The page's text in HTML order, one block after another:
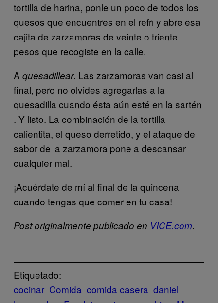
tortilla de harina, ponle un poco de todos los
quesos que encuentres en el refri y abre esa
cajita de zarzamoras de veinte o triente
pesos que recogiste en la calle.
A quesadillear. Las zarzamoras van casi al
final, pero no olvides agregarlas a la
quesadilla cuando ésta aún esté en la sartén
. Y listo. La combinación de la tortilla
calientita, el queso derretido, y el ataque de
sabor de la zarzamora pone a descansar
cualquier mal.
¡Acuérdate de mí al final de la quincena
cuando tengas que comer en tu casa!
Post originalmente publicado en VICE.com.
Etiquetado:
cocinar Comida comida casera daniel